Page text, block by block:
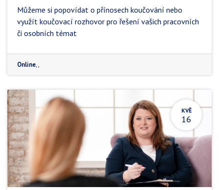
Můžeme si popovídat o přínosech koučování nebo
využít koučovací rozhovor pro řešení vašich pracovních
či osobních témat
Online,,
KVĚ
16